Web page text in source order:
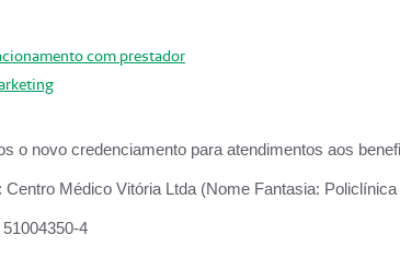
com prestador
o novo credenciamento para atendimentos aos
Centro Médico Vitória Ltda (Nome Fantasia:
51004350-4